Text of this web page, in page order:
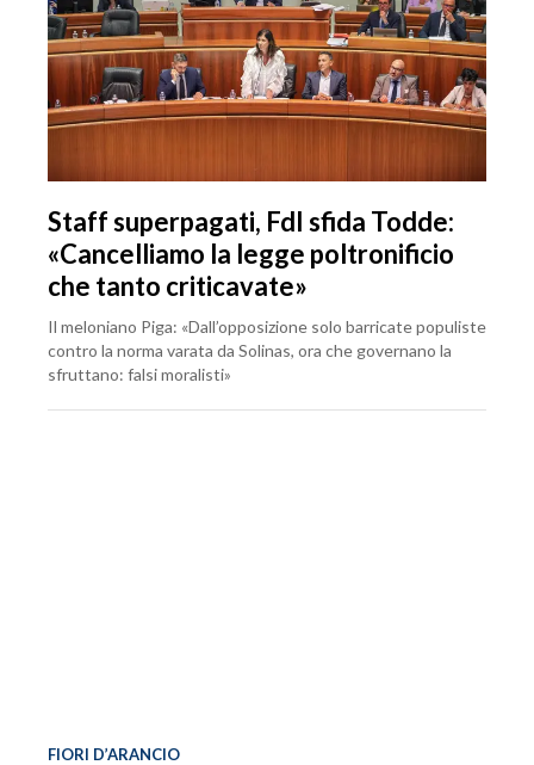
Staff superpagati, FdI sfida Todde:
«Cancelliamo la legge poltronificio
che tanto criticavate»
Il meloniano Piga: «Dall’opposizione solo barricate populiste
contro la norma varata da Solinas, ora che governano la
sfruttano: falsi moralisti»
FIORI D’ARANCIO